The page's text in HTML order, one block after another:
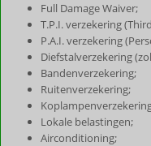
Full Damage Waiver;
T.P.I. verzekering
P.A.I. verzekering
Diefstalverzekering
Bandenverzekering;
Ruitenverzekering;
Lokale belastingen;
Airconditioning;